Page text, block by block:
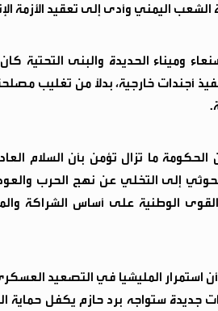
الشعب اليمني وأدى إلى تعقيد الأزمة
وميناء الحديدة والبنى التحتية
أجندات خارجية، بدلاً من تغليب
ما تزال تؤمن بأن السلام
الحوثي إلى التخلي عن نهج الحرب
الوطنية على أساس الشراكة
أن استمرار المليشيا في التصعيد
جديدة ستواجه برد حازم يكفل حماية